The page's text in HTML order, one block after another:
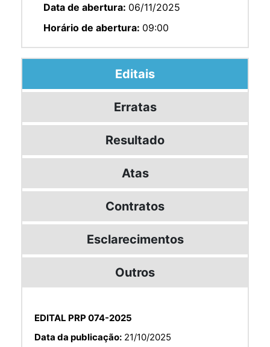
Data de abertura: 06/11/2025
Horário de abertura: 09:00
Editais
Erratas
Resultado
Atas
Contratos
Esclarecimentos
Outros
EDITAL PRP 074-2025
Data da publicação: 21/10/2025